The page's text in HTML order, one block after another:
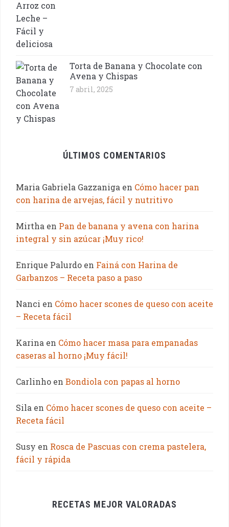
Torta de Banana y Chocolate con
Avena y Chispas
7 abril, 2025
ÚLTIMOS COMENTARIOS
Maria Gabriela Gazzaniga en Cómo hacer pan
con harina de arvejas, fácil y nutritivo
Mirtha en Pan de banana y avena con harina
integral y sin azúcar ¡Muy rico!
Enrique Palurdo en Fainá con Harina de
Garbanzos – Receta paso a paso
Nanci en Cómo hacer scones de queso con aceite
– Receta fácil
Karina en Cómo hacer masa para empanadas
caseras al horno ¡Muy fácil!
Carlinho en Bondiola con papas al horno
Sila en Cómo hacer scones de queso con aceite –
Receta fácil
Susy en Rosca de Pascuas con crema pastelera,
fácil y rápida
RECETAS MEJOR VALORADAS